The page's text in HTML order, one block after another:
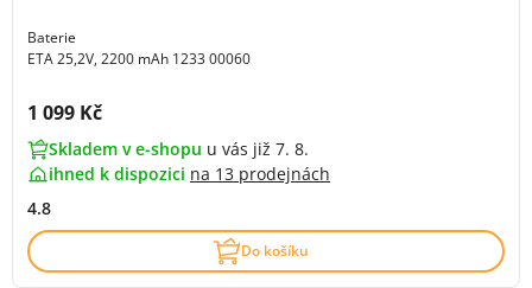
Baterie
ETA 25,2V, 2200 mAh 1233 00060
Cena s DPH:
1 099 Kč
Skladem v e-shopu u vás již 7. 8.
ihned k dispozici na 13 prodejnách
4.8
Do košíku